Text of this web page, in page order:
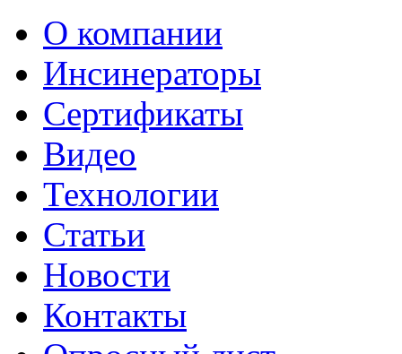
О компании
Инсинераторы
Сертификаты
Видео
Технологии
Статьи
Новости
Контакты